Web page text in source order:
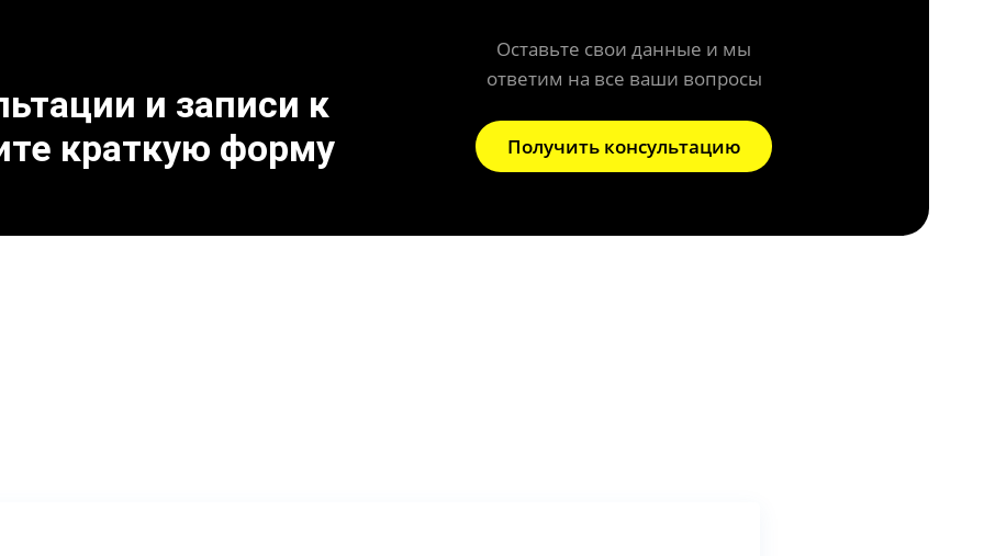
и записи к
краткую форму
Оставьте свои данные и мы
ответим на все ваши вопросы
Получить консультацию